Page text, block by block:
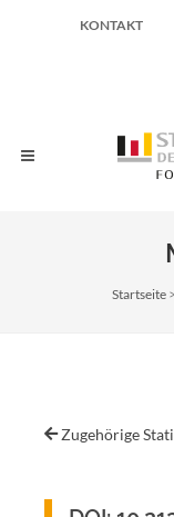
KONTAKT
Startseite
Zugehörige